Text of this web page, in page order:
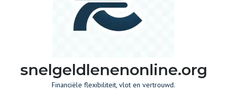
snelgeldlenenonline.org
Financiële flexibiliteit, vlot en vertrouwd.